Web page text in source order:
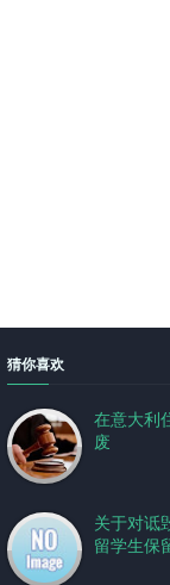
猜你喜欢
在意大利
废
关于对诋
留学生保